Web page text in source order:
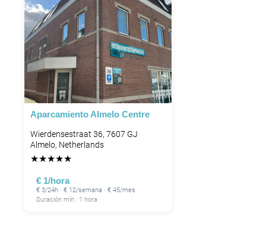
Aparcamiento Almelo Centre
Wierdensestraat 36, 7607 GJ
Almelo, Netherlands
★★★★★
€ 1/hora
€ 3/24h · € 12/semana · € 45/mes
Duración mín.: 1 hora